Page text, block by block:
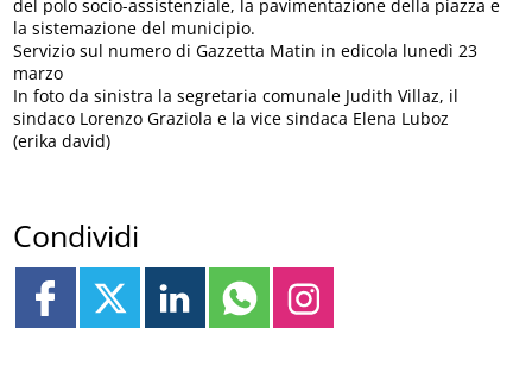
del polo socio-assistenziale, la pavimentazione della piazza e
la sistemazione del municipio.
Servizio sul numero di Gazzetta Matin in edicola lunedì 23
marzo
In foto da sinistra la segretaria comunale Judith Villaz, il
sindaco Lorenzo Graziola e la vice sindaca Elena Luboz
(erika david)
Condividi